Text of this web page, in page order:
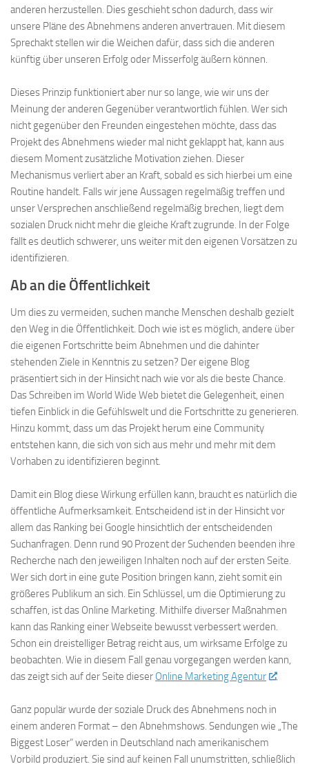
anderen herzustellen. Dies geschieht schon dadurch, dass wir
unsere Pläne des Abnehmens anderen anvertrauen. Mit diesem
Sprechakt stellen wir die Weichen dafür, dass sich die anderen
künftig über unseren Erfolg oder Misserfolg äußern können.
Dieses Prinzip funktioniert aber nur so lange, wie wir uns der
Meinung der anderen Gegenüber verantwortlich fühlen. Wer sich
nicht gegenüber den Freunden eingestehen möchte, dass das
Projekt des Abnehmens wieder mal nicht geklappt hat, kann aus
diesem Moment zusätzliche Motivation ziehen. Dieser
Mechanismus verliert aber an Kraft, sobald es sich hierbei um eine
Routine handelt. Falls wir jene Aussagen regelmäßig treffen und
unser Versprechen anschließend regelmäßig brechen, liegt dem
sozialen Druck nicht mehr die gleiche Kraft zugrunde. In der Folge
fällt es deutlich schwerer, uns weiter mit den eigenen Vorsätzen zu
identifizieren.
Ab an die Öffentlichkeit
Um dies zu vermeiden, suchen manche Menschen deshalb gezielt
den Weg in die Öffentlichkeit. Doch wie ist es möglich, andere über
die eigenen Fortschritte beim Abnehmen und die dahinter
stehenden Ziele in Kenntnis zu setzen? Der eigene Blog
präsentiert sich in der Hinsicht nach wie vor als die beste Chance.
Das Schreiben im World Wide Web bietet die Gelegenheit, einen
tiefen Einblick in die Gefühlswelt und die Fortschritte zu generieren.
Hinzu kommt, dass um das Projekt herum eine Community
entstehen kann, die sich von sich aus mehr und mehr mit dem
Vorhaben zu identifizieren beginnt.
Damit ein Blog diese Wirkung erfüllen kann, braucht es natürlich die
öffentliche Aufmerksamkeit. Entscheidend ist in der Hinsicht vor
allem das Ranking bei Google hinsichtlich der entscheidenden
Suchanfragen. Denn rund 90 Prozent der Suchenden beenden ihre
Recherche nach den jeweiligen Inhalten noch auf der ersten Seite.
Wer sich dort in eine gute Position bringen kann, zieht somit ein
größeres Publikum an sich. Ein Schlüssel, um die Optimierung zu
schaffen, ist das Online Marketing. Mithilfe diverser Maßnahmen
kann das Ranking einer Webseite bewusst verbessert werden.
Schon ein dreistelliger Betrag reicht aus, um wirksame Erfolge zu
beobachten. Wie in diesem Fall genau vorgegangen werden kann,
das zeigt sich auf der Seite dieser Online Marketing Agentur .
Ganz populär wurde der soziale Druck des Abnehmens noch in
einem anderen Format – den Abnehmshows. Sendungen wie „The
Biggest Loser“ werden in Deutschland nach amerikanischem
Vorbild produziert. Sie sind auf keinen Fall unumstritten, schließlich